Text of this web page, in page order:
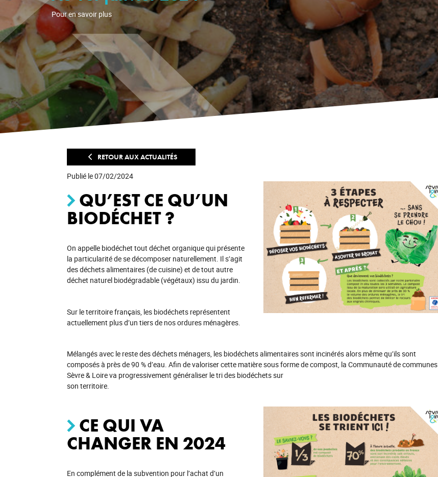
Pour en savoir plus
RETOUR AUX ACTUALITÉS
Publié le 07/02/2024
QU’EST CE QU’UN
BIODÉCHET ?
On appelle biodéchet tout déchet organique qui présente
la particularité de se décomposer naturellement. Il s’agit
des déchets alimentaires (de cuisine) et de tout autre
déchet naturel biodégradable (végétaux) issu du jardin.
Sur le territoire français, les biodéchets représentent
actuellement plus d’un tiers de nos ordures ménagères.
Mélangés avec le reste des déchets ménagers, les biodéchets alimentaires sont incinérés alors même qu’ils sont
composés à près de 90 % d’eau. Afin de valoriser cette matière sous forme de compost, la Communauté de communes
Sèvre & Loire va progressivement généraliser le tri des biodéchets sur
son territoire.
CE QUI VA
CHANGER EN 2024
En complément de la subvention pour l’achat d’un